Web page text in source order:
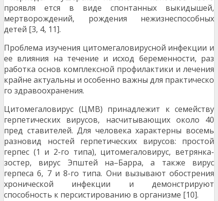
проявля ется в виде спонтанных выкидышей,
мертворождений, рождения нежизнеспособных
детей [3, 4, 11].
Проблема изучения цитомегаловирусной инфекции и
ее влияния на течение и исход беременности, раз
работка основ комплексной профилактики и лечения
крайне актуальны и особенно важны для практическо
го здравоохранения.
Цитомегаловирус (ЦМВ) принадлежит к семейству
герпетических вирусов, насчитывающих около 40
пред ставителей. Для человека характерны восемь
разновид ностей герпетических вирусов: простой
герпес (1 и 2-го типа), цитомегаловирус, ветрянка-
зостер, вирус Эпштей на–Барра, а также вирус
герпеса 6, 7 и 8-го типа. Они вызывают обострения
хронической инфекции и демонстрируют
способность к персистированию в организме [10].